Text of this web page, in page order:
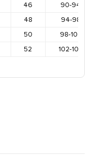
46
90-94
48
94-98
50
98-102
52
102-106